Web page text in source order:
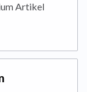
Artikel